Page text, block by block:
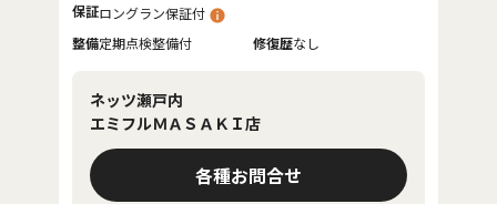
保証ロングラン保証付
整備定期点検整備付 修復歴なし
ネッツ瀬戸内
エミフルＭＡＳＡＫＩ店
各種お問合せ